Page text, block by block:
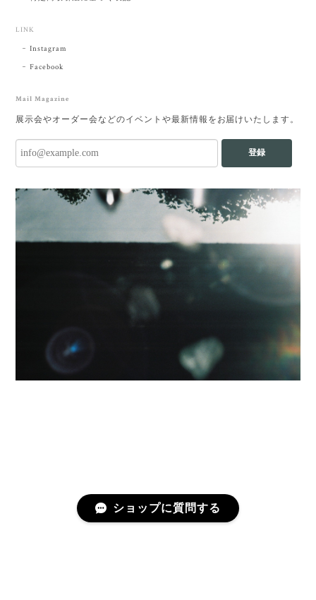
LINK
Instagram
Facebook
Mail Magazine
展示会やオーダー会などのイベントや最新情報をお届けいたします。
登録
ショップに質問する